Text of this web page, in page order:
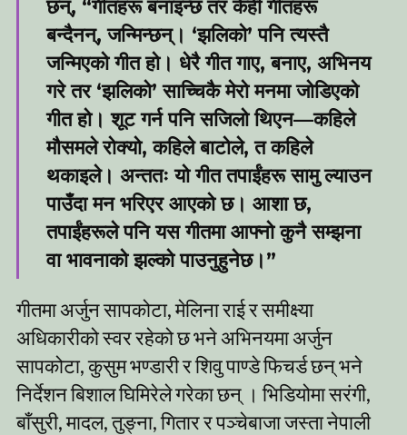
छन्, “गीतहरू बनाइन्छ तर केही गीतहरू
बन्दैनन्, जन्मिन्छन्। ‘झलिको’ पनि त्यस्तै
जन्मिएको गीत हो। धेरै गीत गाए, बनाए, अभिनय
गरे तर ‘झलिको’ साच्चिकै मेरो मनमा जोडिएको
गीत हो। शूट गर्न पनि सजिलो थिएन—कहिले
मौसमले रोक्यो, कहिले बाटोले, त कहिले
थकाइले। अन्ततः यो गीत तपाईंहरू सामु ल्याउन
पाउँदा मन भरिएर आएको छ। आशा छ,
तपाईंहरूले पनि यस गीतमा आफ्नो कुनै सम्झना
वा भावनाको झल्को पाउनुहुनेछ।”
गीतमा अर्जुन सापकोटा, मेलिना राई र समीक्ष्या
अधिकारीको स्वर रहेको छ भने अभिनयमा अर्जुन
सापकोटा, कुसुम भण्डारी र शिवु पाण्डे फिचर्ड छन् भने
निर्देशन बिशाल घिमिरेले गरेका छन् । भिडियोमा सरंगी,
बाँसुरी, मादल, तुङ्ना, गितार र पञ्चेबाजा जस्ता नेपाली